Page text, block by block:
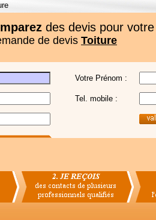
des devis pour
de devis Toiture
Votre Prénom :
Tel. mobile :